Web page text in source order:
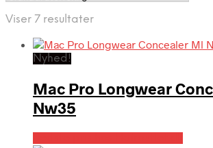
Viser 7 resultater
Nyhed!
Mac Pro Longwear
Nw35